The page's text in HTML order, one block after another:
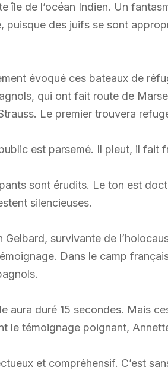
île de l’océan Indien. Un
puisque des juifs se sont
évoqué ces bateaux de
qui ont fait route de
Le premier trouvera
est parsemé. Il pleut, il fait
sont érudits. Le ton est
silencieuses.
Gelbard, survivante de
Dans le camp
aura duré 15 secondes. Mais
le témoignage poignant,
et compréhensif. C’est